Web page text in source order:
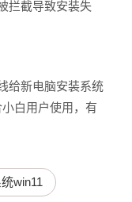
拦截导致安装失
给新电脑安装系统
白用户使用，有
win11